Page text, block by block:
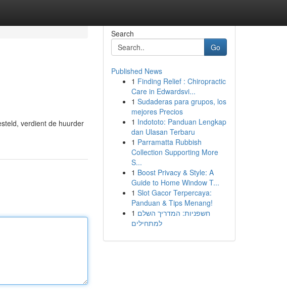
verdient de huurder
Search
Go
Published News
1 Finding Relief : Chiropractic
Care in Edwardsvi...
1 Sudaderas para grupos, los
mejores Precios
1 Indototo: Panduan Lengkap
dan Ulasan Terbaru
1 Parramatta Rubbish
Collection Supporting More
S...
1 Boost Privacy & Style: A
Guide to Home Window T...
1 Slot Gacor Terpercaya:
Panduan & Tips Menang!
1 חשפניות: המדריך השלם
למתחילים